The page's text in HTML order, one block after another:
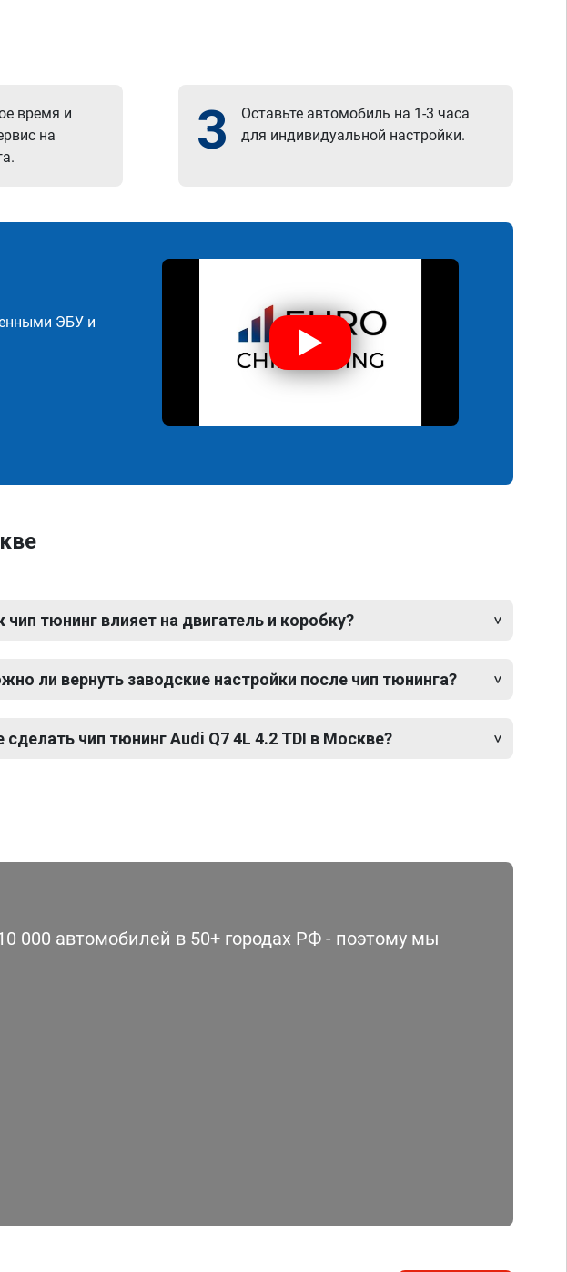
время и
на
3
Оставьте автомобиль на 1-3 часа
для индивидуальной настройки.
ЭБУ и
чип тюнинг влияет на двигатель и коробку?
ли вернуть заводские настройки после чип тюнинга?
сделать чип тюнинг Audi Q7 4L 4.2 TDI в Москве?
000 автомобилей в 50+ городах РФ - поэтому мы